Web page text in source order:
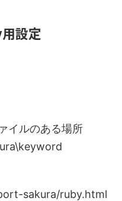
設定
イルのある場所
sakura/ruby.html